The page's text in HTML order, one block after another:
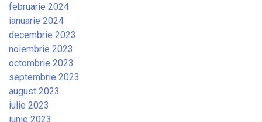
februarie 2024
ianuarie 2024
decembrie 2023
noiembrie 2023
octombrie 2023
septembrie 2023
august 2023
iulie 2023
iunie 2023